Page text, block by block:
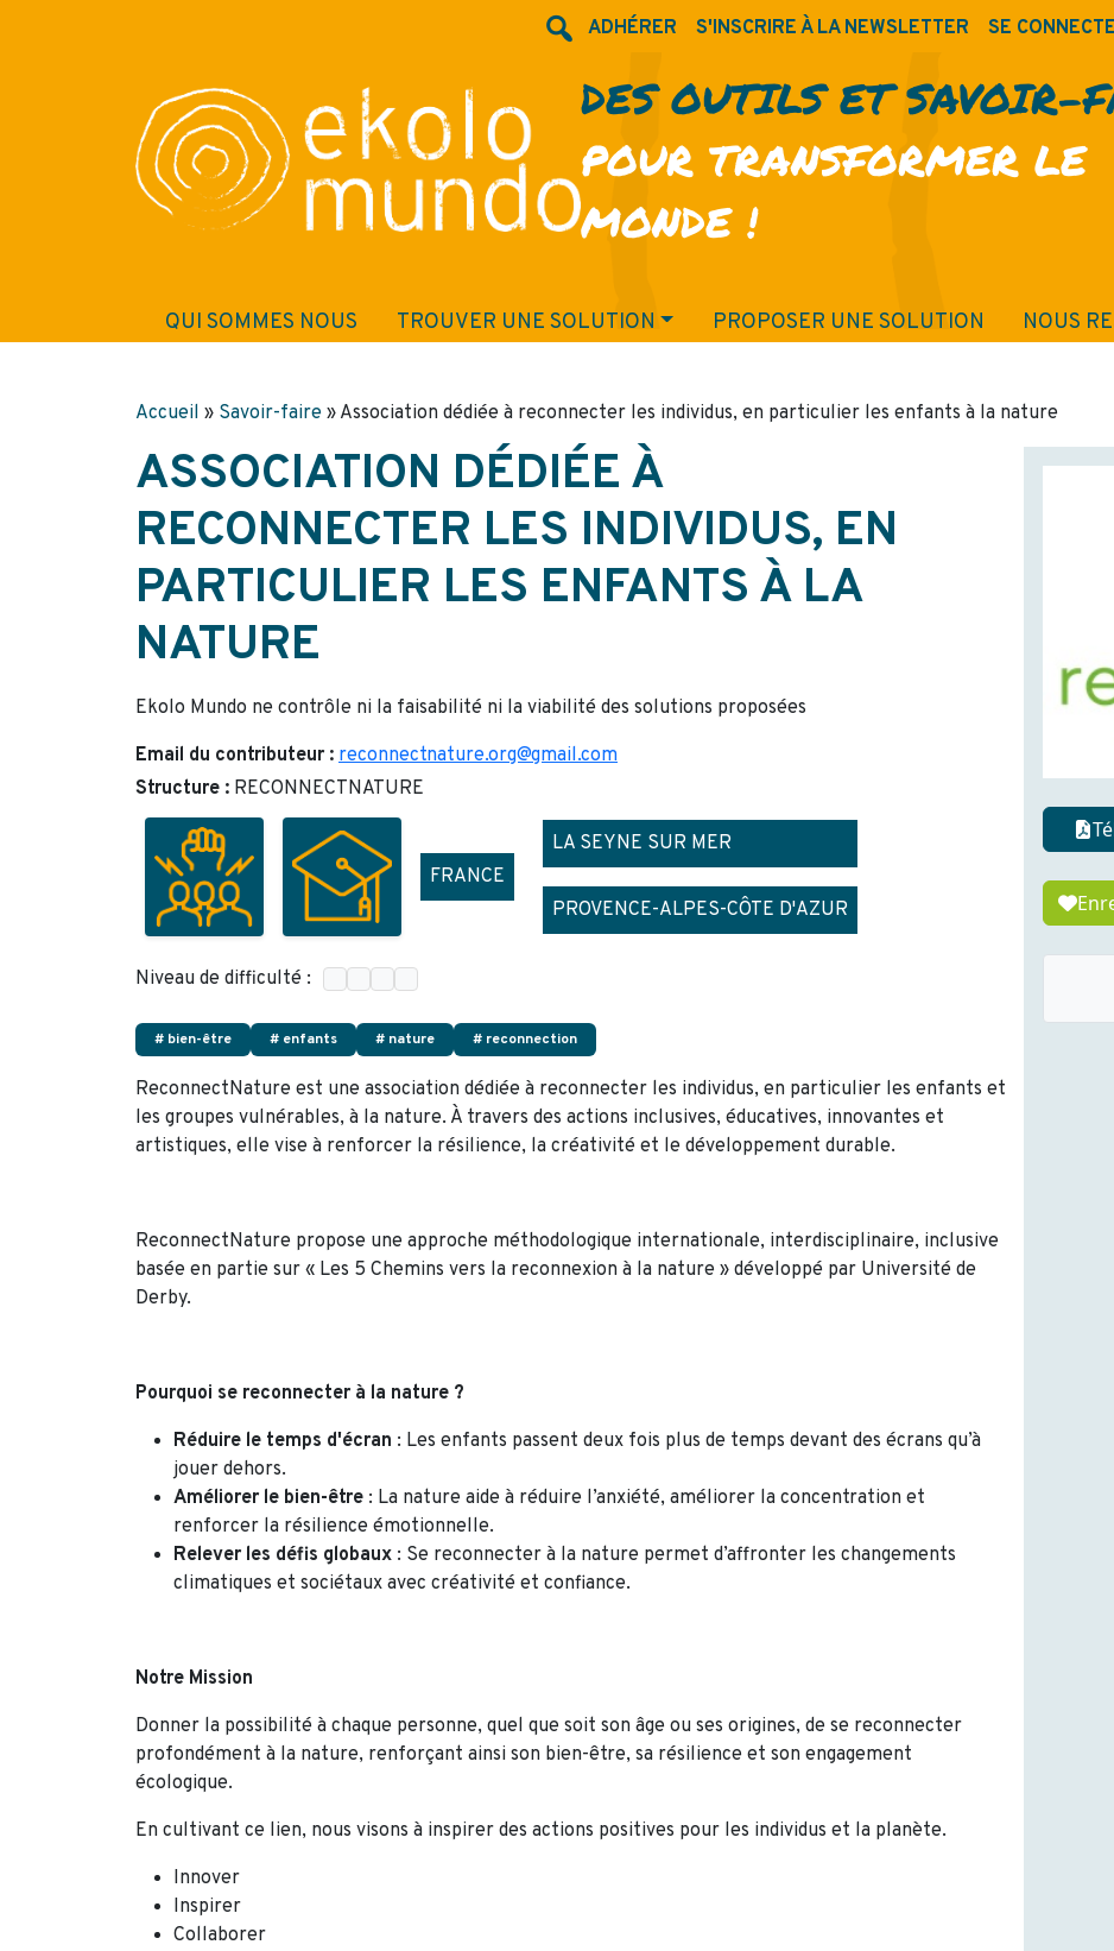
ADHÉRER S'INSCRIRE À LA NEWSLETTER SE
DES OUTILS ET SAVOIR-
POUR TRANSFORMER LE
MONDE !
QUI SOMMES NOUS TROUVER UNE SOLUTION PROPOSER UNE SOLUTION NOUS
Accueil » Savoir-faire » Association dédiée à reconnecter les individus, en particulier les enfants à la nature
ASSOCIATION DÉDIÉE À
RECONNECTER LES INDIVIDUS, EN
PARTICULIER LES ENFANTS À LA
NATURE
Ekolo Mundo ne contrôle ni la faisabilité ni la viabilité des solutions proposées
Email du contributeur : reconnectnature.org@gmail.com
Structure : RECONNECTNATURE
FRANCE
LA SEYNE SUR MER
PROVENCE-ALPES-CÔTE D'AZUR
Niveau de difficulté :
# bien-être # enfants # nature # reconnection
ReconnectNature est une association dédiée à reconnecter les individus, en particulier les enfants et
les groupes vulnérables, à la nature. À travers des actions inclusives, éducatives, innovantes et
artistiques, elle vise à renforcer la résilience, la créativité et le développement durable.
ReconnectNature propose une approche méthodologique internationale, interdisciplinaire, inclusive
basée en partie sur « Les 5 Chemins vers la reconnexion à la nature » développé par Université de
Derby.
Pourquoi se reconnecter à la nature ?
Réduire le temps d'écran : Les enfants passent deux fois plus de temps devant des écrans qu’à
jouer dehors.
Améliorer le bien-être : La nature aide à réduire l’anxiété, améliorer la concentration et
renforcer la résilience émotionnelle.
Relever les défis globaux : Se reconnecter à la nature permet d’affronter les changements
climatiques et sociétaux avec créativité et confiance.
Notre Mission
Donner la possibilité à chaque personne, quel que soit son âge ou ses origines, de se reconnecter
profondément à la nature, renforçant ainsi son bien-être, sa résilience et son engagement
écologique.
En cultivant ce lien, nous visons à inspirer des actions positives pour les individus et la planète.
Innover
Inspirer
Collaborer